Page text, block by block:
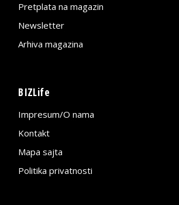
Pretplata na magazin
Newsletter
Arhiva magazina
BIZLife
Impresum/O nama
Kontakt
Mapa sajta
Politika privatnosti